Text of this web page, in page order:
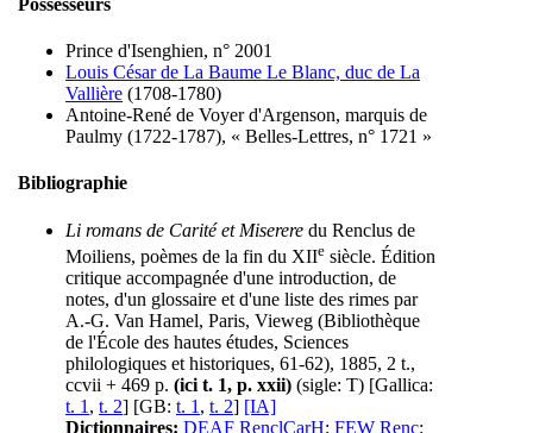
Prince d'Isenghien, n° 2001
Louis César de La Baume Le Blanc, duc de La
Vallière (1708-1780)
Antoine-René de Voyer d'Argenson, marquis de
Paulmy (1722-1787), « Belles-Lettres, n° 1721 »
Bibliographie
Li romans de Carité et Miserere du Renclus de
Moiliens, poèmes de la fin du XIIe siècle. Édition
critique accompagnée d'une introduction, de
notes, d'un glossaire et d'une liste des rimes par
A.-G. Van Hamel, Paris, Vieweg (Bibliothèque
de l'École des hautes études, Sciences
philologiques et historiques, 61-62), 1885, 2 t.,
ccvii + 469 p. (ici t. 1, p. xxii) (sigle: T) [Gallica:
t. 1 , t. 2] [GB: t. 1 , t. 2] [IA]
Dictionnaires: DEAF RenclCarH; FEW Renc;